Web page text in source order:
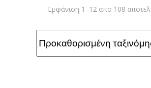
Εμφάνιση 1–12 απο 108